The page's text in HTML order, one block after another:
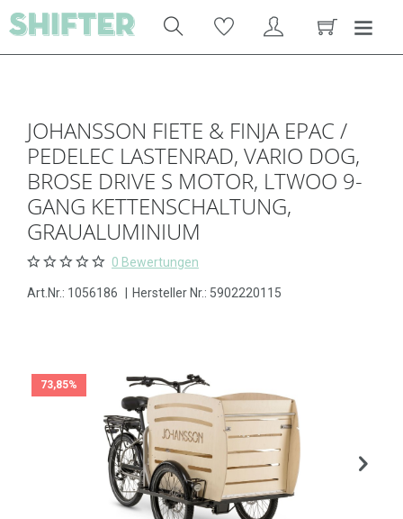
JOHANSSON FIETE & FINJA EPAC /
PEDELEC LASTENRAD, VARIO DOG,
BROSE DRIVE S MOTOR, LTWOO 9-
GANG KETTENSCHALTUNG,
GRAUALUMINIUM
0 Bewertungen
Art.Nr.: 1056186 Hersteller Nr.: 5902220115
73,85%